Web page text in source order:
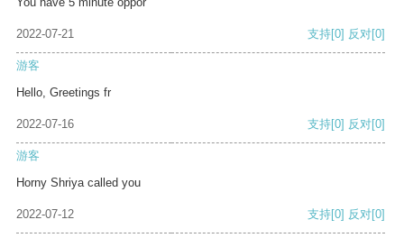
2022-07-21 支持[0] 反对[0]
游客
Hello, Greetings fr
2022-07-16 支持[0] 反对[0]
游客
Horny Shriya called you
2022-07-12 支持[0] 反对[0]